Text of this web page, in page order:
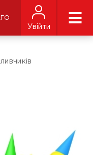
Увійти